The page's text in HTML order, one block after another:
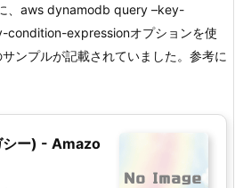
、aws dynamodb query –key-
condition-expressionオプションを使
ンプルが記載されていました。参考に
ー) - Amazo